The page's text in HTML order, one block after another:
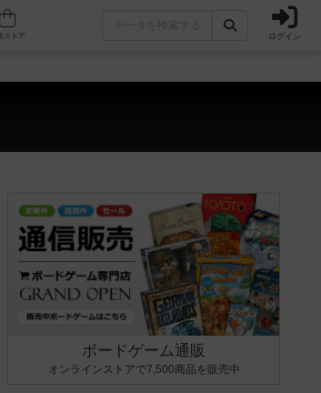
ボードゲーム ログイン
む時間や参加者へのルール説明時間は含まれていないため、初めて
タジー・クッキング・海賊同士の対決など、ゲームコンセプトを絞
ている方向けの絞込機能です。例えば「ダイスロール」はランダ
ボードゲーム通販
オンラインストアで7,500商品を販売中